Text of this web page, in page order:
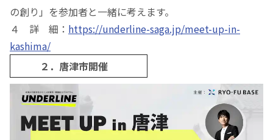
の創り」を参加者と一緒に考えます。
４ 詳 細： https://underline-saga.jp/meet-up-in-
kashima/
２．唐津市開催